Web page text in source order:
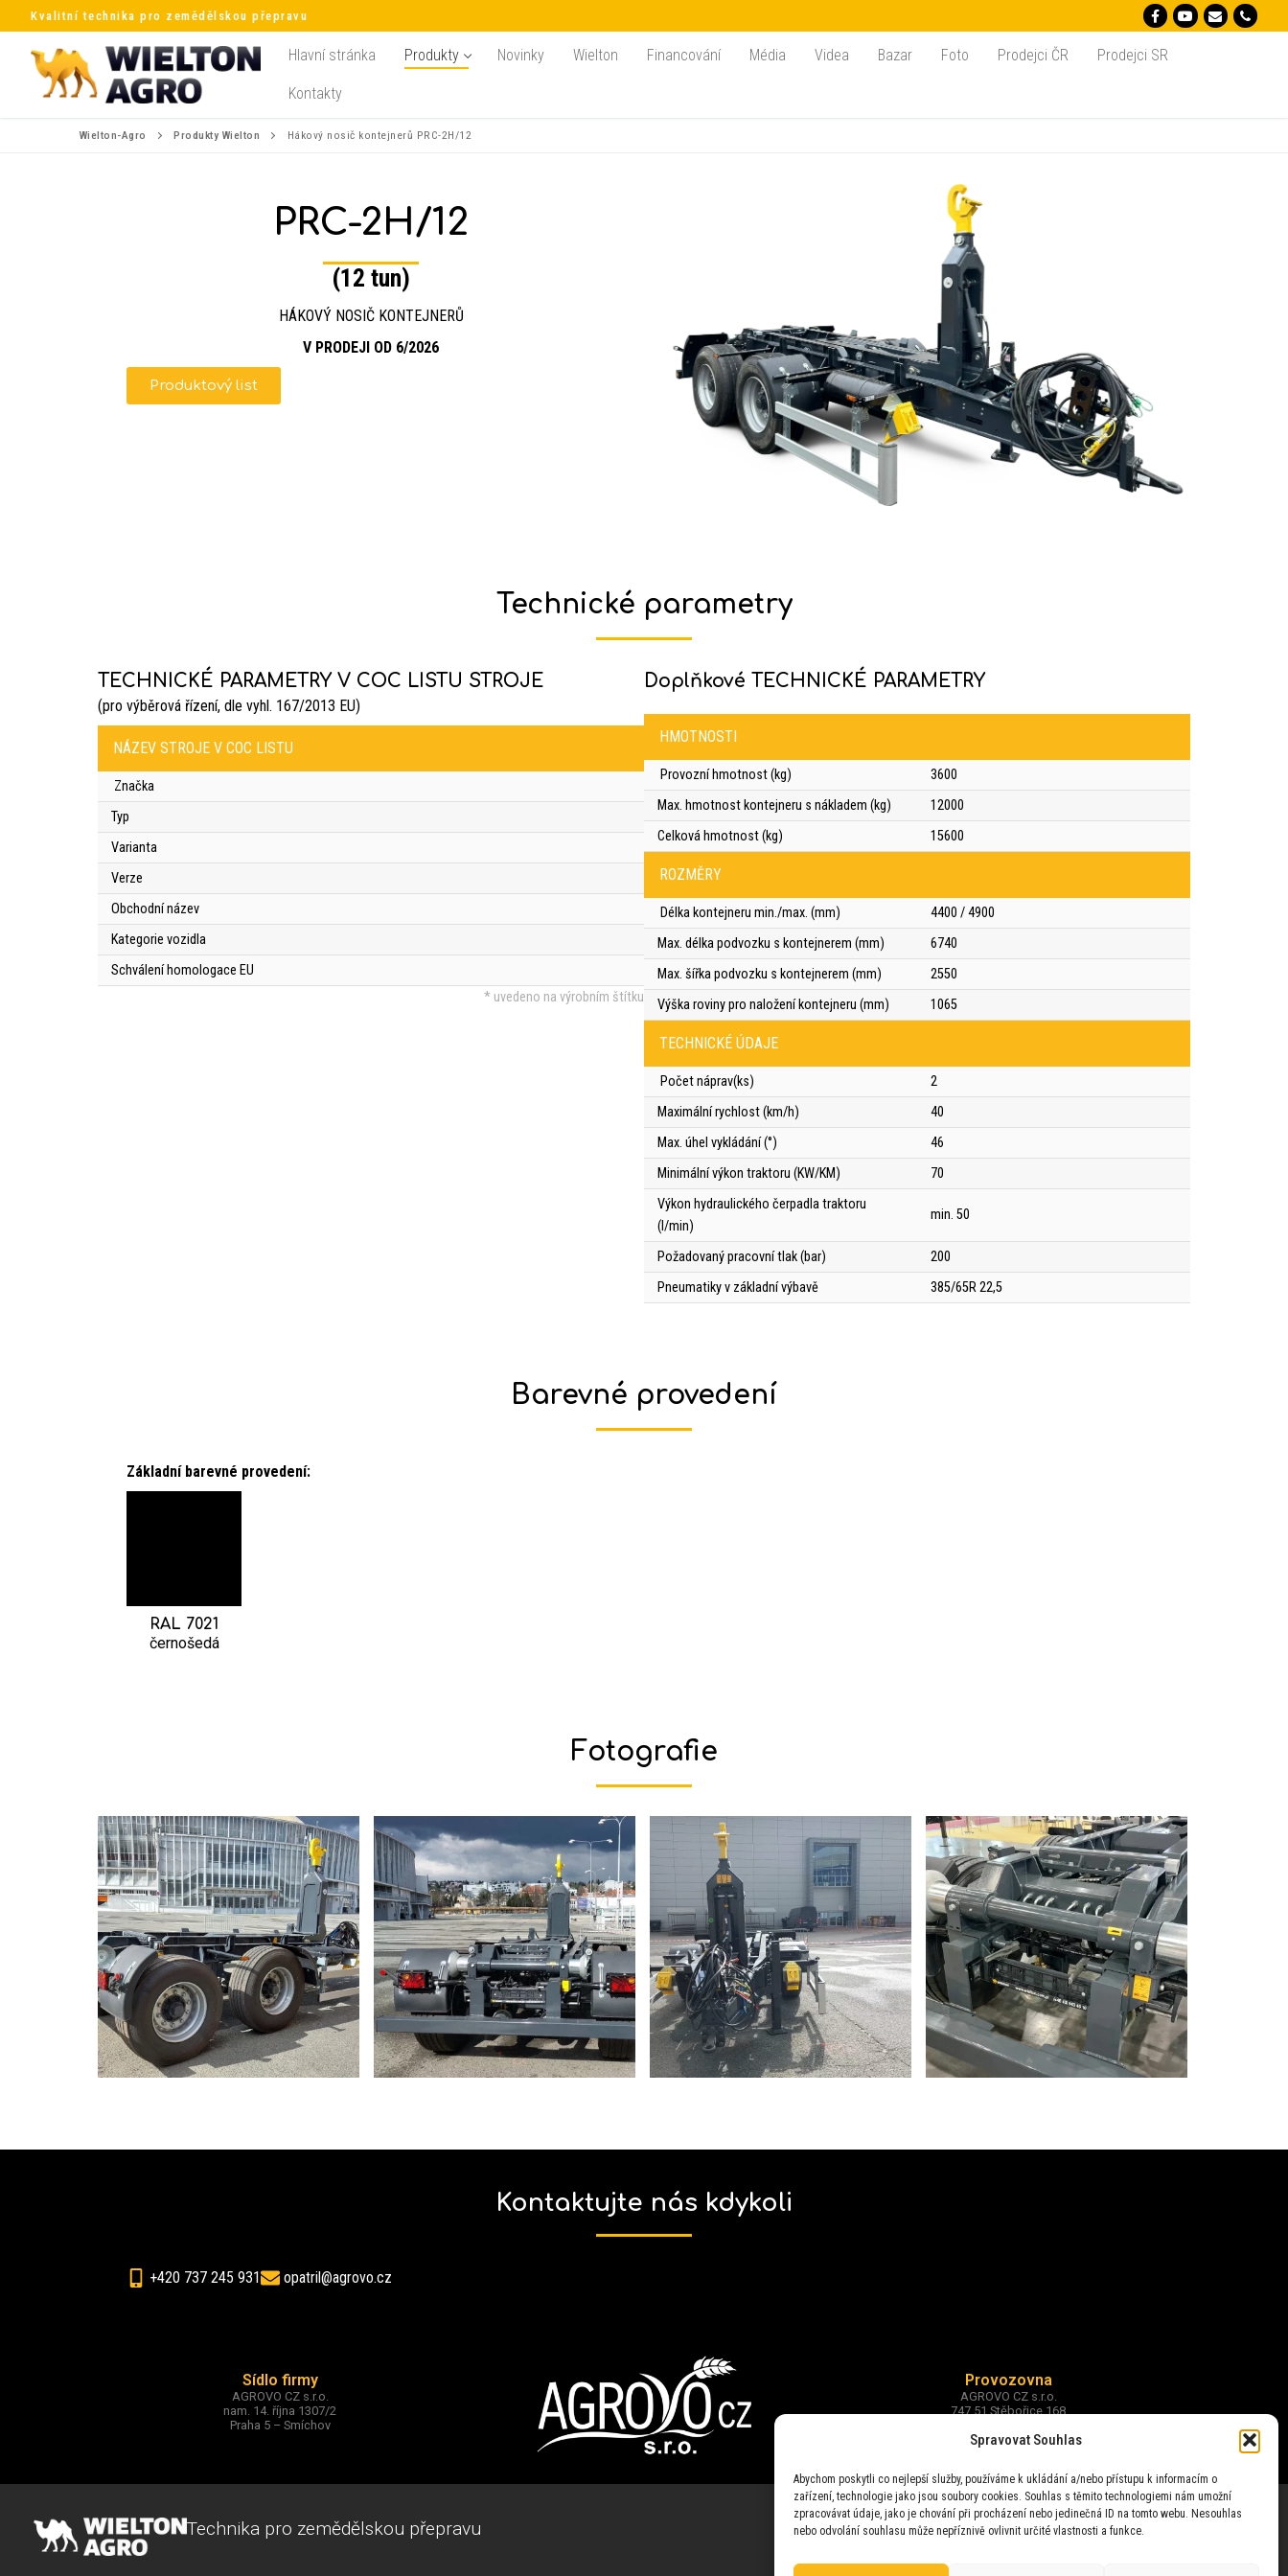
Spravovat Souhlas
Abychom poskytli co nejlepší služby, používáme k ukládání a/nebo přístupu k informacím o
zařízení, technologie jako jsou soubory cookies. Souhlas s těmito technologiemi nám umožní
zpracovávat údaje, jako je chování při procházení nebo jedinečná ID na tomto webu. Nesouhlas
nebo odvolání souhlasu může nepříznivě ovlivnit určité vlastnosti a funkce.
Kvalitní technika pro zemědělskou přepravu
Hlavní stránka Produkty Novinky Wielton Financování Média Videa Bazar Foto Prodejci ČR Prodejci SR
Kontakty
Wielton-Agro Produkty Wielton Hákový nosič kontejnerů PRC-2H/12
PRC-2H/12
(12 tun)
HÁKOVÝ NOSIČ KONTEJNERŮ
V PRODEJI OD 6/2026
Produktový list
Technické parametry
TECHNICKÉ PARAMETRY V COC LISTU STROJE
(pro výběrová řízení, dle vyhl. 167/2013 EU)
NÁZEV STROJE V COC LISTU
Značka
Typ
Varianta
Verze
Obchodní název
Kategorie vozidla
Schválení homologace EU
* uvedeno na výrobním štítku
Doplňkové TECHNICKÉ PARAMETRY
HMOTNOSTI
Provozní hmotnost (kg)
3600
Max. hmotnost kontejneru s nákladem (kg)
12000
Celková hmotnost (kg)
15600
ROZMĚRY
Délka kontejneru min./max. (mm)
4400 / 4900
Max. délka podvozku s kontejnerem (mm)
6740
Max. šířka podvozku s kontejnerem (mm)
2550
Výška roviny pro naložení kontejneru (mm)
1065
TECHNICKÉ ÚDAJE
Počet náprav(ks)
2
Maximální rychlost (km/h)
40
Max. úhel vykládání (°)
46
Minimální výkon traktoru (KW/KM)
70
Výkon hydraulického čerpadla traktoru
(l/min)
min. 50
Požadovaný pracovní tlak (bar)
200
Pneumatiky v základní výbavě
385/65R 22,5
Barevné provedení
Základní barevné provedení:
RAL 7021
černošedá
Fotografie
Kontaktujte nás kdykoli
+420 737 245 931 opatril@agrovo.cz
Sídlo firmy
AGROVO CZ s.r.o.
nam. 14. října 1307/2
Praha 5 – Smíchov
Provozovna
AGROVO CZ s.r.o.
747 51 Stěbořice 168
Technika pro zemědělskou přepravu